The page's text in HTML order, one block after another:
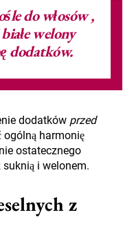
do włosów,
welony
dodatków.
dodatków przed
ogólną harmonię
ostatecznego
suknią i welonem.
z